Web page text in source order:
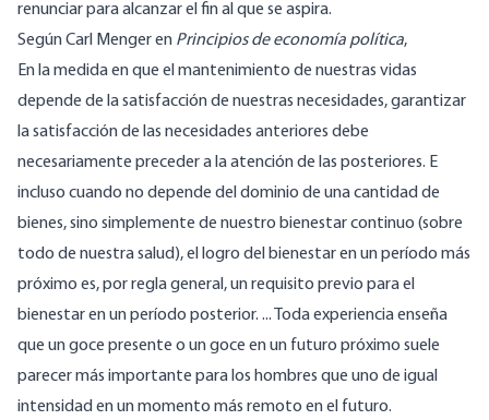
renunciar para alcanzar el fin al que se aspira.
Según Carl Menger en Principios de economía política,
En la medida en que el mantenimiento de nuestras vidas
depende de la satisfacción de nuestras necesidades, garantizar
la satisfacción de las necesidades anteriores debe
necesariamente preceder a la atención de las posteriores. E
incluso cuando no depende del dominio de una cantidad de
bienes, sino simplemente de nuestro bienestar continuo (sobre
todo de nuestra salud), el logro del bienestar en un período más
próximo es, por regla general, un requisito previo para el
bienestar en un período posterior. ... Toda experiencia enseña
que un goce presente o un goce en un futuro próximo suele
parecer más importante para los hombres que uno de igual
intensidad en un momento más remoto en el futuro.